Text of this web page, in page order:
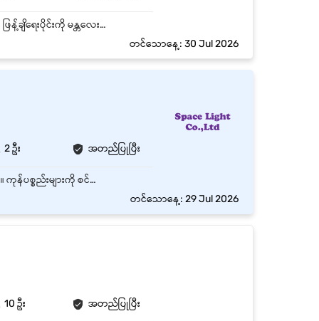
ကျွန်ုပ်တို့၏ လယ်ထွန်စက်အပိုပစ္စည်း (Tractor Accessories) လုပ်ငန်းတွင် လက်လီ၊ လက်ကားနှင့် ဖြန့်ချိရေးပိုင်းကို မန္တလေးမြို့ တွင် ဦးဆောင်ရန်ကျွမ်းကျင်သော လုပ်ငန်းလည်ပတ်မှုမန်နေဂျာ (Operations Manager) (၁) ဦး အမြန်အလိုရှိသည်။ အဓိက တာဝန်ဝတ္တရားများ လက်လီနှင့် လက်ကားရောင်းဝယ်ရေးအတွက် ကုန်ပစ္စည်းလက်ကျန် (Inventory)၊ ထောက်ပံ့ပို့ဆောင်ရေး (Supply Chain) နှင့် စတော့ထိန်းသိမ်းမှုများကို စနစ်တကျ စီမံခန့်ခွဲရန်။ အရောင်းဆိုင်နှင့် ဂိုဒေါင်၏ နေ့စဉ်လုပ်ငန်းဆောင်တာများကို အနီးကပ်ကြီးကြပ်ရန်။ ကုန်ပစ္စည်း အဝင်/အထွက်နှင့် စာရင်းဇယားများ တိကျမှန်ကန်မှုရှိစေရန် ဆောင်ရွက်ရန်။
တင်သောနေ့: 30 Jul 2026
2 ဦး အတည်ပြုပြီး
Store အတွင်းရှိ ကုန်ပစ္စည်းများကို လက်ခံခြင်း၊ စီစဉ်ထားရှိခြင်းနှင့် သန့်ရှင်းသပ်ရပ်စွာ ထိန်းသိမ်းခြင်း။ ကုန်ပစ္စည်းများကို စင်ပေါ်တွင် မှန်ကန်စွာ တင်ထားပြီး Stock များကို စစ်ဆေးထိန်းသိမ်းခြင်း။ ပစ္စည်းအဝင်/အထွက် လုပ်ငန်းစဉ်များတွင် Warehouse/Store Supervisor ကို ကူညီဆောင်ရွက်ခြင်း။ Order များအတွက် ပစ္စည်းရွေးခြင်း (Picking)၊ ထုပ်ပိုးခြင်း (Packing) နှင့် ပို့ဆောင်ရန် ပြင်ဆင်ခြင်း။ Store အတွင်း သန့်ရှင်းရေးနှင့် လုံခြုံရေးစည်းမျဉ်းများကို လိုက်နာခြင်း။ Stock Count နှင့် Inventory စစ်ဆေးမှုများတွင် ပါဝင်ကူညီခြင်း။ အထက်အရာရှိမှ ပေးအပ်သော အခြားတာဝန်များကို အချိန်မီ ဆောင်ရွက်ခြင်း
တင်သောနေ့: 29 Jul 2026
10 ဦး အတည်ပြုပြီး